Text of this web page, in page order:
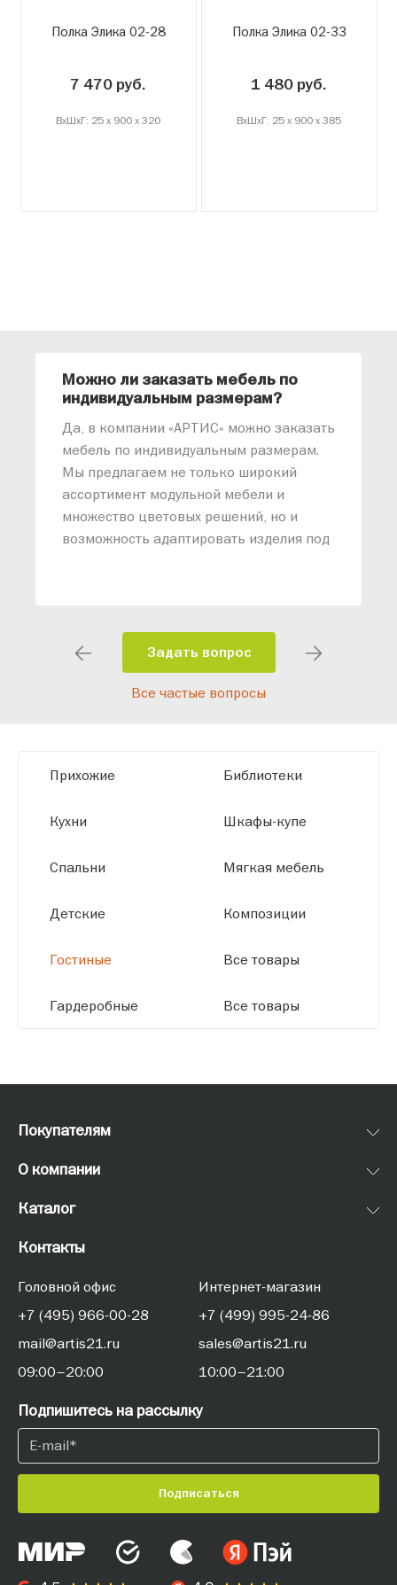
Полка Элика 02-28
7 470 руб.
ВxШxГ: 25 x 900 x 320
Полка Элика 02-33
1 480 руб.
ВxШxГ: 25 x 900 x 385
Можно ли заказать мебель по
индивидуальным размерам?
Да, в компании «АРТИС» можно заказать
мебель по индивидуальным размерам.
Мы предлагаем не только широкий
ассортимент модульной мебели и
множество цветовых решений, но и
возможность адаптировать изделия под
помещения и личные пожелания.
Благодаря современному
высокотехнологичному оборудованию
размерам.
Задать вопрос
Все частые вопросы
Прихожие
Кухни
Спальни
Детские
Гостиные
Гардеробные
Библиотеки
Шкафы-купе
Мягкая мебель
Композиции
Все товары
Все товары
Покупателям
О компании
Каталог
Контакты
Головной офис
+7 (495) 966-00-28
mail@artis21.ru
09:00–20:00
Интернет-магазин
+7 (499) 995-24-86
sales@artis21.ru
10:00–21:00
Подпишитесь на рассылку
Подписаться